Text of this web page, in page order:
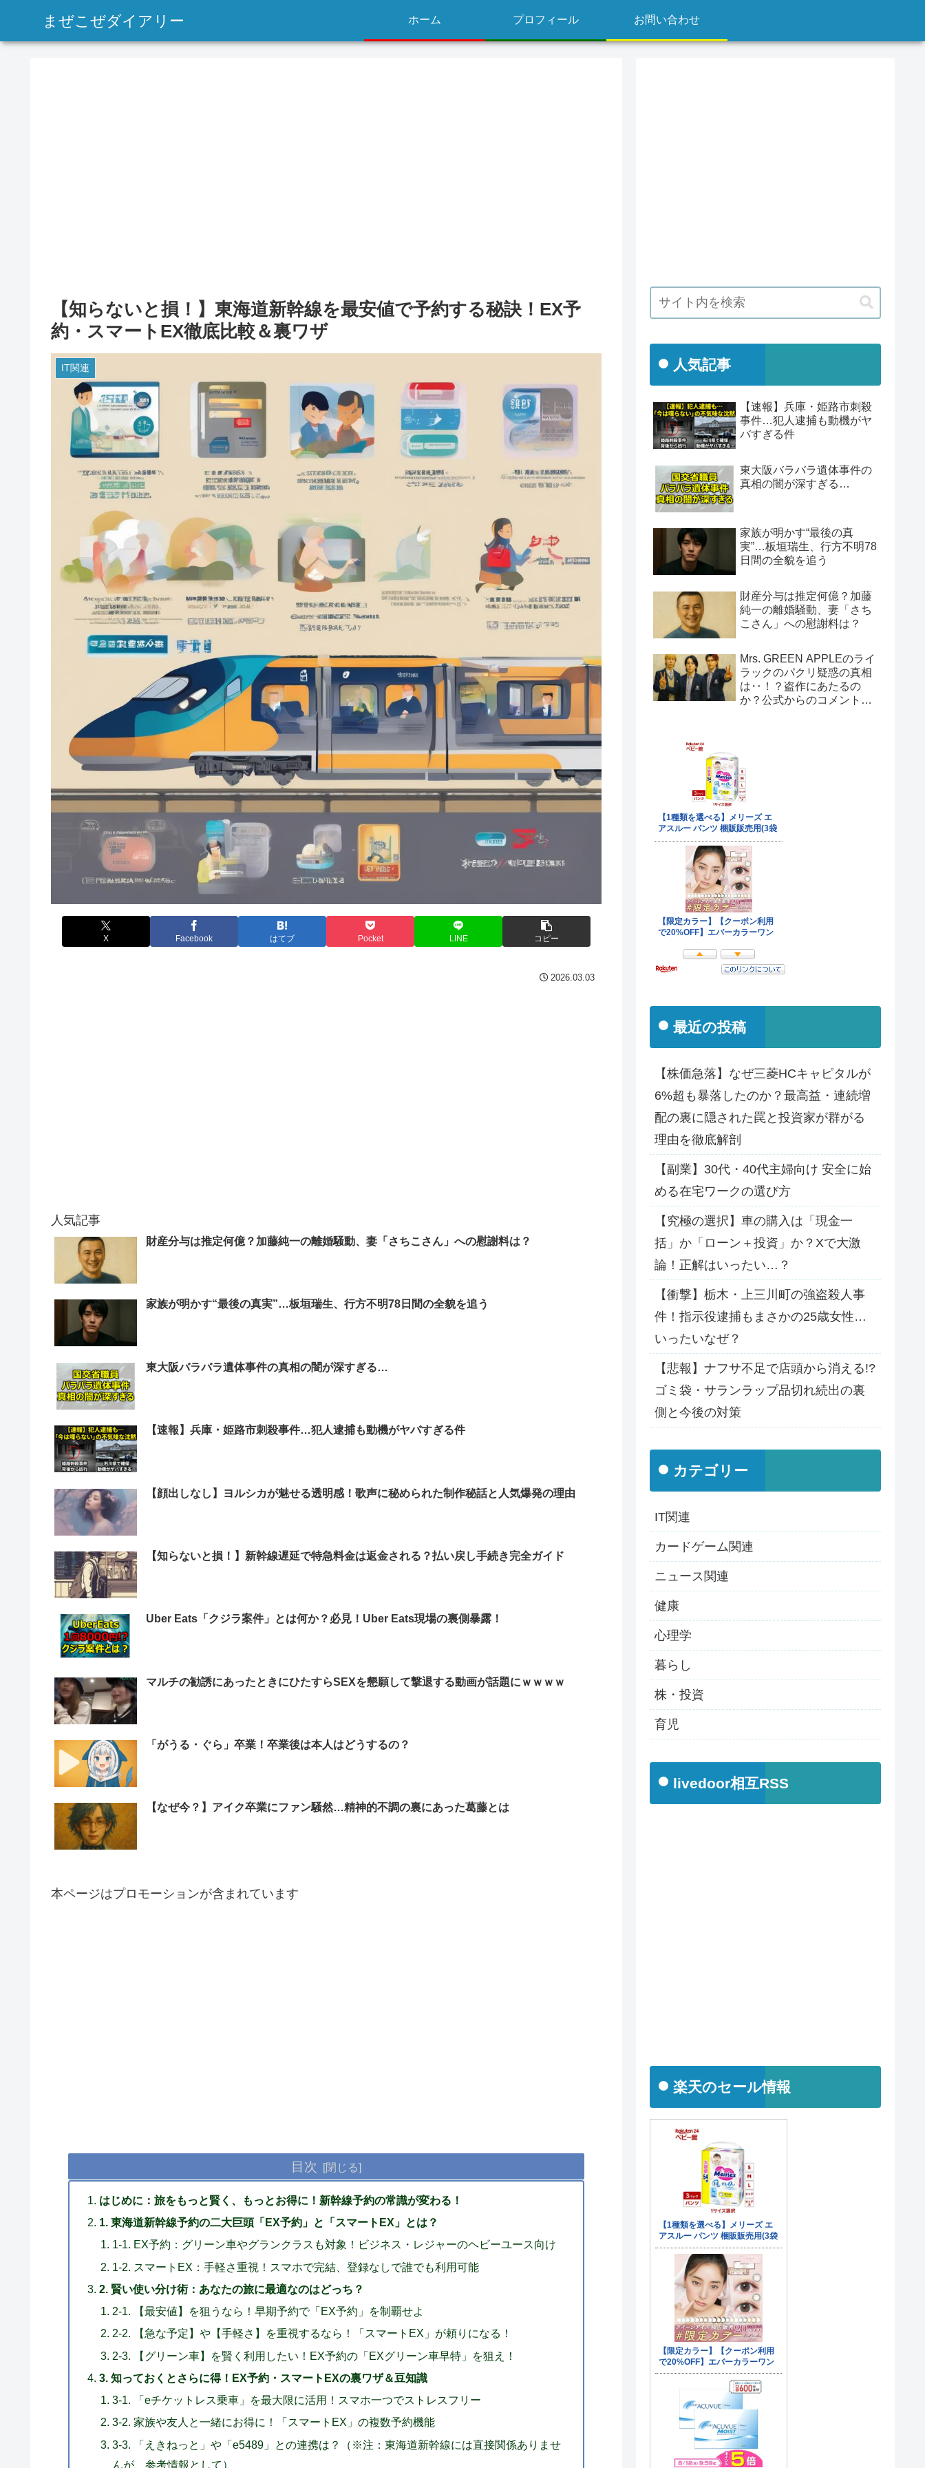
まぜこぜダイアリー ホーム プロフィール お問い合わせ
【知らないと損！】東海道新幹線を最安値で予約する秘訣！EX予
約・スマートEX徹底比較＆裏ワザ
IT関連
X Facebook はてブ Pocket LINE コピー
2026.03.03
人気記事
財産分与は推定何億？加藤純一の離婚騒動、妻「さちこさん」への慰謝料は？
家族が明かす“最後の真実”…板垣瑞生、行方不明78日間の全貌を追う
東大阪バラバラ遺体事件の真相の闇が深すぎる…
【速報】兵庫・姫路市刺殺事件…犯人逮捕も動機がヤバすぎる件
【顔出しなし】ヨルシカが魅せる透明感！歌声に秘められた制作秘話と人気爆発の理由
【知らないと損！】新幹線遅延で特急料金は返金される？払い戻し手続き完全ガイド
Uber Eats「クジラ案件」とは何か？必見！Uber Eats現場の裏側暴露！
マルチの勧誘にあったときにひたすらSEXを懇願して撃退する動画が話題にｗｗｗｗ
「がうる・ぐら」卒業！卒業後は本人はどうするの？
【なぜ今？】アイク卒業にファン騒然…精神的不調の裏にあった葛藤とは
本ページはプロモーションが含まれています
目次
はじめに：旅をもっと賢く、もっとお得に！新幹線予約の常識が変わる！
1. 東海道新幹線予約の二大巨頭「EX予約」と「スマートEX」とは？
1-1. EX予約：グリーン車やグランクラスも対象！ビジネス・レジャーのヘビーユース向け
1-2. スマートEX：手軽さ重視！スマホで完結、登録なしで誰でも利用可能
2. 賢い使い分け術：あなたの旅に最適なのはどっち？
2-1. 【最安値】を狙うなら！早期予約で「EX予約」を制覇せよ
2-2. 【急な予定】や【手軽さ】を重視するなら！「スマートEX」が頼りになる！
2-3. 【グリーン車】を賢く利用したい！EX予約の「EXグリーン車早特」を狙え！
3. 知っておくとさらに得！EX予約・スマートEXの裏ワザ＆豆知識
3-1. 「eチケットレス乗車」を最大限に活用！スマホ一つでストレスフリー
3-2. 家族や友人と一緒にお得に！「スマートEX」の複数予約機能
3-3. 「えきねっと」や「e5489」との連携は？（※注：東海道新幹線には直接関係ありませ
んが、参考情報として）
人気記事
【速報】兵庫・姫路市刺殺
事件…犯人逮捕も動機がヤ
バすぎる件
東大阪バラバラ遺体事件の
真相の闇が深すぎる…
家族が明かす“最後の真
実”…板垣瑞生、行方不明78
日間の全貌を追う
財産分与は推定何億？加藤
純一の離婚騒動、妻「さち
こさん」への慰謝料は？
Mrs. GREEN APPLEのライ
ラックのパクリ疑惑の真相
は‥！？盗作にあたるの
か？公式からのコメント
最近の投稿
【株価急落】なぜ三菱HCキャピタルが
6%超も暴落したのか？最高益・連続増
配の裏に隠された罠と投資家が群がる
理由を徹底解剖
【副業】30代・40代主婦向け 安全に始
める在宅ワークの選び方
【究極の選択】車の購入は「現金一
括」か「ローン＋投資」か？Xで大激
論！正解はいったい…？
【衝撃】栃木・上三川町の強盗殺人事
件！指示役逮捕もまさかの25歳女性…
いったいなぜ？
【悲報】ナフサ不足で店頭から消える!?
ゴミ袋・サランラップ品切れ続出の裏
側と今後の対策
カテゴリー
IT関連
カードゲーム関連
ニュース関連
健康
心理学
暮らし
株・投資
育児
livedoor相互RSS
楽天のセール情報